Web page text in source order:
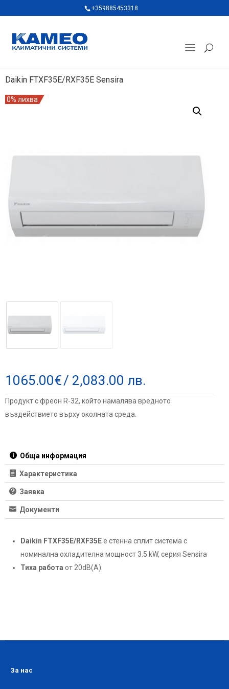
+359885453318
Daikin FTXF35E/RXF35E Sensira
0% лихва
1065.00€/ 2,083.00 лв.
Продукт с фреон R-32, който намалява вредното
въздействието върху околната среда.
Обща информация
Характеристика
Заявка
Документи
Daikin FTXF35E/RXF35Eе стенна сплит система с
номинална охладителна мощност 3.5 kW, серия Sensira
Тиха работа от 20dB(A).
За нас